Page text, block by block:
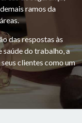
ramos da
das respostas às
saúde do trabalho, a
clientes como um